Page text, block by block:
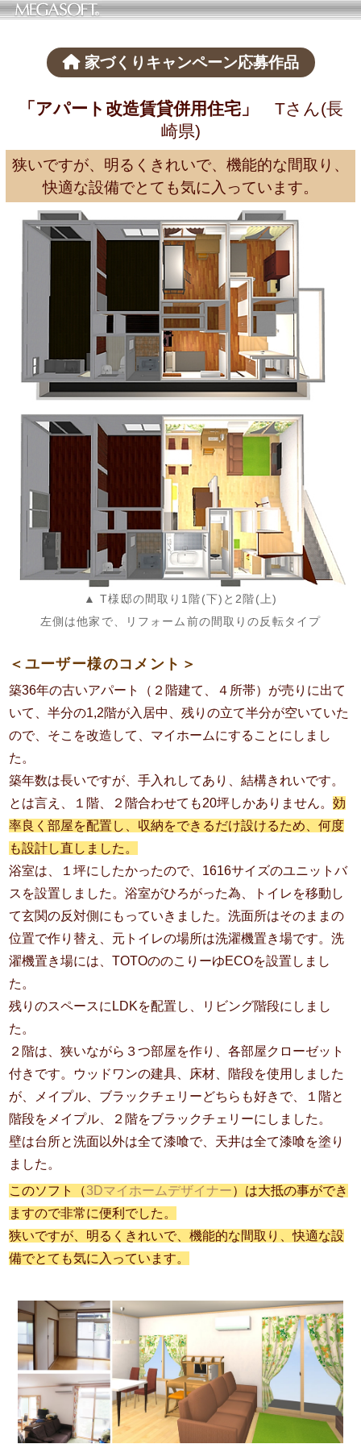
家づくりキャンペーン応募作品
「アパート改造賃貸併用住宅」
Tさん(長
崎県)
狭いですが、明るくきれいで、機能的な間取り、
快適な設備でとても気に入っています。
▲ T様邸の間取り1階(下)と2階(上)
左側は他家で、リフォーム前の間取りの反転タイプ
＜ユーザー様のコメント＞
築36年の古いアパート（２階建て、４所帯）が売りに出て
いて、半分の1,2階が入居中、残りの立て半分が空いていた
ので、そこを改造して、マイホームにすることにしまし
た。
築年数は長いですが、手入れしてあり、結構きれいです。
とは言え、１階、２階合わせても20坪しかありません。効
率良く部屋を配置し、収納をできるだけ設けるため、何度
も設計し直しました。
浴室は、１坪にしたかったので、1616サイズのユニットバ
スを設置しました。浴室がひろがった為、トイレを移動し
て玄関の反対側にもっていきました。洗面所はそのままの
位置で作り替え、元トイレの場所は洗濯機置き場です。洗
濯機置き場には、TOTOののこりーゆECOを設置しまし
た。
残りのスペースにLDKを配置し、リビング階段にしまし
た。
２階は、狭いながら３つ部屋を作り、各部屋クローゼット
付きです。ウッドワンの建具、床材、階段を使用しました
が、メイプル、ブラックチェリーどちらも好きで、１階と
階段をメイプル、２階をブラックチェリーにしました。
壁は台所と洗面以外は全て漆喰で、天井は全て漆喰を塗り
ました。
このソフト（3Dマイホームデザイナー）は大抵の事ができ
ますので非常に便利でした。
狭いですが、明るくきれいで、機能的な間取り、快適な設
備でとても気に入っています。